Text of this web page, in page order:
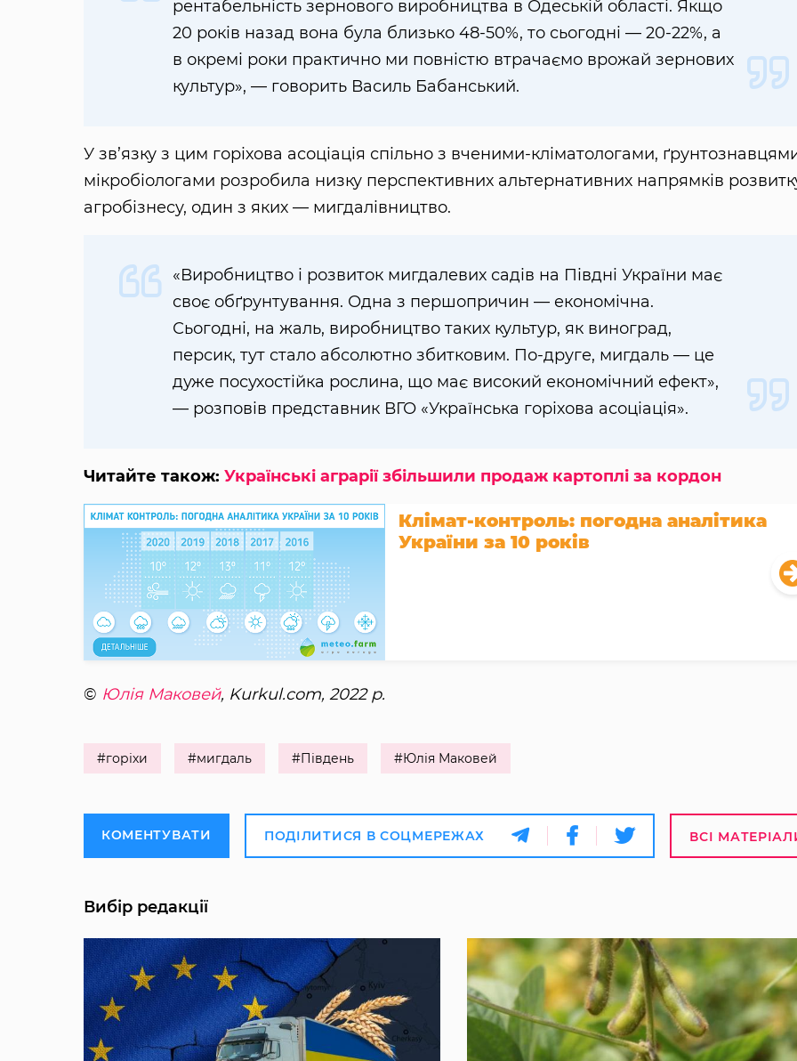
рентабельність зернового виробництва в Одеській області. Якщо
20 років назад вона була близько 48-50%, то сьогодні — 20-22%, а
в окремі роки практично ми повністю втрачаємо врожай зернових
культур», — говорить Василь Бабанський.
У зв’язку з цим горіхова асоціація спільно з вченими-кліматологами,
мікробіологами розробила низку перспективних альтернативних напрямків
агробізнесу, один з яких — мигдалівництво.
«Виробництво і розвиток мигдалевих садів на Півдні України має
своє обґрунтування. Одна з першопричин — економічна.
Сьогодні, на жаль, виробництво таких культур, як виноград,
персик, тут стало абсолютно збитковим. По-друге, мигдаль — це
дуже посухостійка рослина, що має високий економічний ефект»,
— розповів представник ВГО «Українська горіхова асоціація».
Читайте також: Українські аграрії збільшили продаж картоплі за кордон
Клімат-контроль: погодна аналітика
України за 10 років
© Юлія Маковей, Kurkul.com, 2022 р.
#горіхи #мигдаль #Південь #Юлія Маковей
КОМЕНТУВАТИ ПОДІЛИТИСЯ В СОЦМЕРЕЖАХ ВСІ
Вибір редакції